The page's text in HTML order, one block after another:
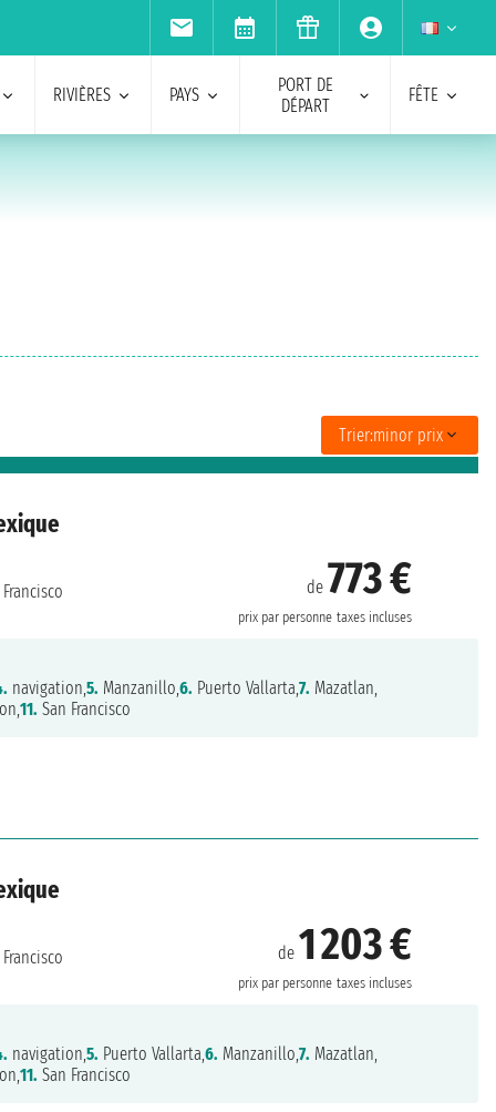
RIVIÈRES PAYS
PORT DE
DÉPART
FÊTE
Trier:minor prix
de 773 €
prix par personne taxes incluses
navigation,5. Manzanillo,6. Puerto Vallarta,7. Mazatlan,
11. San Francisco
de 1 203 €
prix par personne taxes incluses
navigation,5. Puerto Vallarta,6. Manzanillo,7. Mazatlan,
11. San Francisco